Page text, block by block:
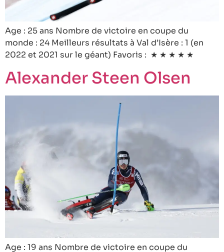
Age : 25 ans Nombre de victoire en coupe du
monde : 24 Meilleurs résultats à Val d’Isère : 1 (en
2022 et 2021 sur le géant) Favoris : ★ ★ ★ ★ ★
Alexander Steen Olsen
Age : 19 ans Nombre de victoire en coupe du